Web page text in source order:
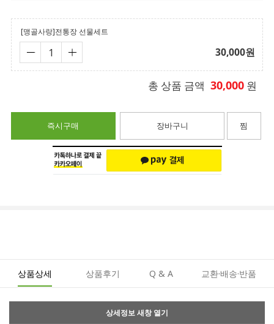
[맹골사랑]전통장 선물세트
30,000원
총 상품 금액 30,000 원
즉시구매 장바구니 찜
상품상세 상품후기 Q & A 교환·배송·반품
상세정보 새창 열기